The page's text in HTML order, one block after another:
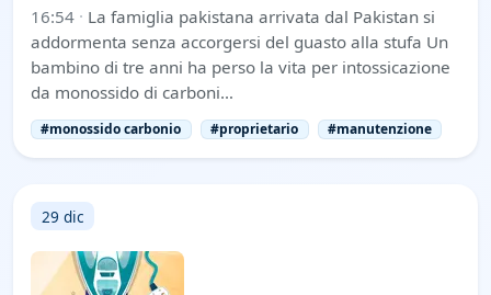
16:54 · La famiglia pakistana arrivata dal Pakistan si
addormenta senza accorgersi del guasto alla stufa Un
bambino di tre anni ha perso la vita per intossicazione
da monossido di carboni…
#monossido carbonio #proprietario #manutenzione
29 dic